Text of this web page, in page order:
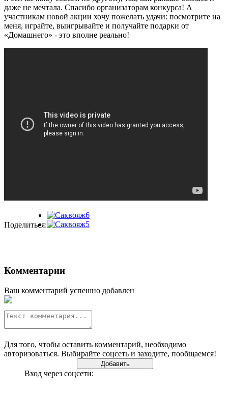
даже не мечтала. Спасибо организаторам конкурса! А
участникам новой акции хочу пожелать удачи: посмотрите на
меня, играйте, выигрывайте и получайте подарки от
«Домашнего» - это вполне реально!
Поделиться:
Комментарии
Ваш комментарий успешно добавлен
Для того, чтобы оставить комментарий, необходимо
авторизоваться. Выбирайте соцсеть и заходите, пообщаемся!
Вход через соцсети: